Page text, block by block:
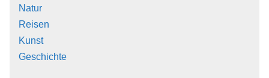
Natur
Reisen
Kunst
Geschichte